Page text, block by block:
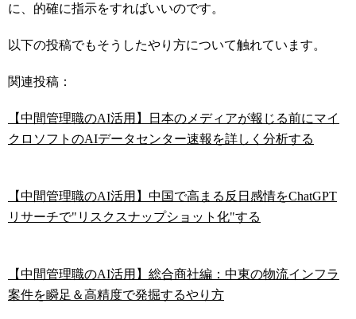
に、的確に指示をすればいいのです。
以下の投稿でもそうしたやり方について触れています。
関連投稿：
【中間管理職のAI活用】日本のメディアが報じる前にマイ
クロソフトのAIデータセンター速報を詳しく分析する
【中間管理職のAI活用】中国で高まる反日感情をChatGPT
リサーチで"リスクスナップショット化"する
【中間管理職のAI活用】総合商社編：中東の物流インフラ
案件を瞬足＆高精度で発掘するやり方